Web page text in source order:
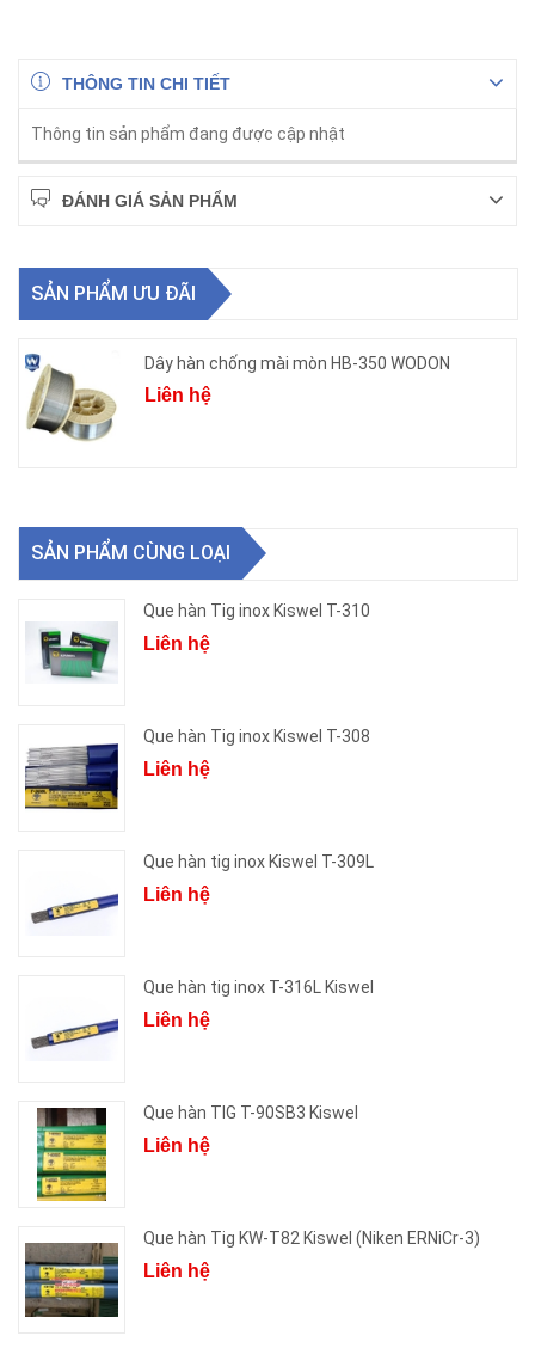
THÔNG TIN CHI TIẾT
Thông tin sản phẩm đang được cập nhật
ĐÁNH GIÁ SẢN PHẨM
SẢN PHẨM ƯU ĐÃI
Dây hàn chống mài mòn HB-350 WODON
Liên hệ
SẢN PHẨM CÙNG LOẠI
Que hàn Tig inox Kiswel T-310
Liên hệ
Que hàn Tig inox Kiswel T-308
Liên hệ
Que hàn tig inox Kiswel T-309L
Liên hệ
Que hàn tig inox T-316L Kiswel
Liên hệ
Que hàn TIG T-90SB3 Kiswel
Liên hệ
Que hàn Tig KW-T82 Kiswel (Niken ERNiCr-3)
Liên hệ